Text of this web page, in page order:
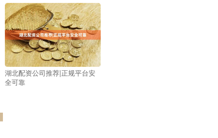
湖北配资公司推荐|正规平台安
全可靠